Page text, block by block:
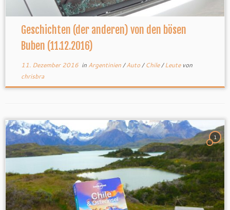
Geschichten (der anderen) von den bösen
Buben (11.12.2016)
11. Dezember 2016in Argentinien/Auto/Chile/Leute von
chrisbra
1